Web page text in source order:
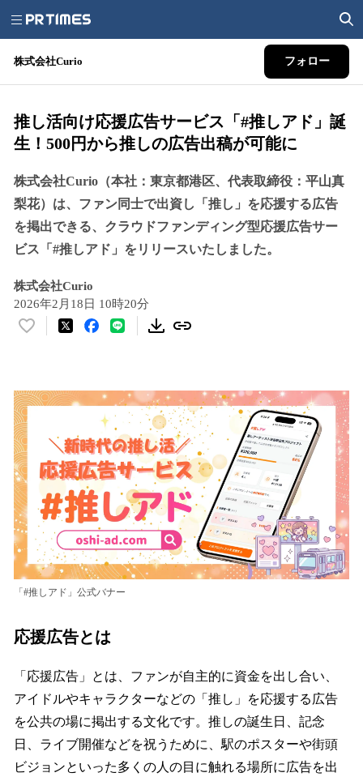
株式会社Curio フォロー
推し活向け応援広告サービス「#推しアド」誕
生！500円から推しの広告出稿が可能に
株式会社Curio（本社：東京都港区、代表取締役：平山真
梨花）は、ファン同士で出資し「推し」を応援する広告
を掲出できる、クラウドファンディング型応援広告サー
ビス「#推しアド」をリリースいたしました。
株式会社Curio
2026年2月18日 10時20分
い
数
を
読
み
込
み
中
で
す
「#推しアド」公式バナー
応援広告とは
「応援広告」とは、ファンが自主的に資金を出し合い、
アイドルやキャラクターなどの「推し」を応援する広告
を公共の場に掲出する文化です。推しの誕生日、記念
日、ライブ開催などを祝うために、駅のポスターや街頭
ビジョンといった多くの人の目に触れる場所に広告を出